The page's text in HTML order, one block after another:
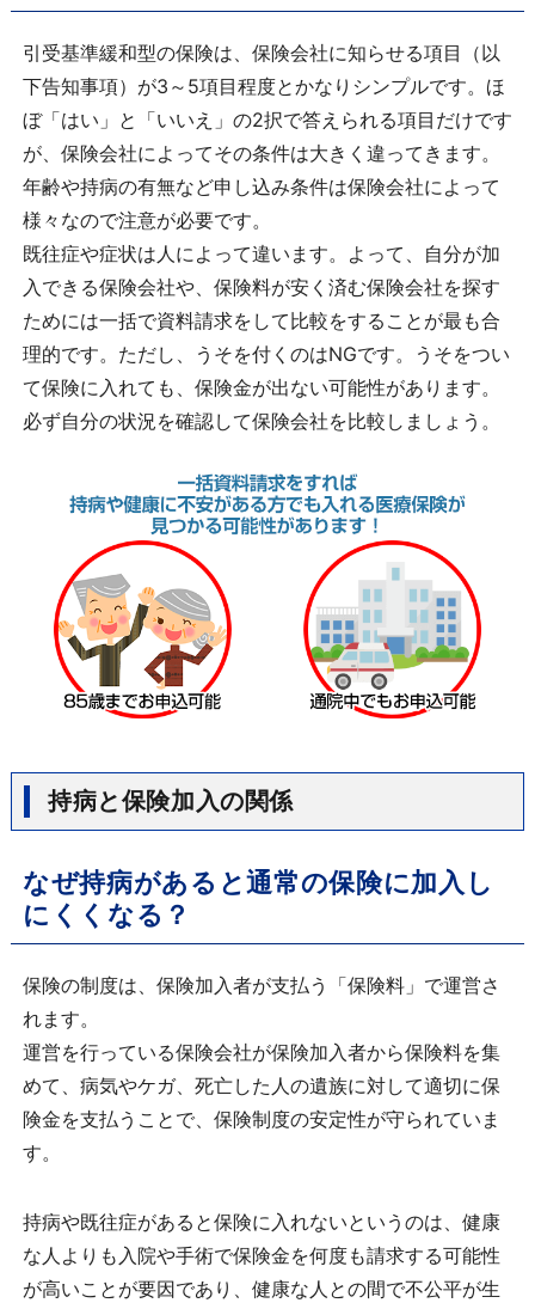
引受基準緩和型の保険は、保険会社に知らせる項目（以
下告知事項）が3～5項目程度とかなりシンプルです。ほ
ぼ「はい」と「いいえ」の2択で答えられる項目だけです
が、保険会社によってその条件は大きく違ってきます。
年齢や持病の有無など申し込み条件は保険会社によって
様々なので注意が必要です。
既往症や症状は人によって違います。よって、自分が加
入できる保険会社や、保険料が安く済む保険会社を探す
ためには一括で資料請求をして比較をすることが最も合
理的です。ただし、うそを付くのはNGです。うそをつい
て保険に入れても、保険金が出ない可能性があります。
必ず自分の状況を確認して保険会社を比較しましょう。
持病と保険加入の関係
なぜ持病があると通常の保険に加入し
にくくなる？
保険の制度は、保険加入者が支払う「保険料」で運営さ
れます。
運営を行っている保険会社が保険加入者から保険料を集
めて、病気やケガ、死亡した人の遺族に対して適切に保
険金を支払うことで、保険制度の安定性が守られていま
す。
持病や既往症があると保険に入れないというのは、健康
な人よりも入院や手術で保険金を何度も請求する可能性
が高いことが要因であり、健康な人との間で不公平が生